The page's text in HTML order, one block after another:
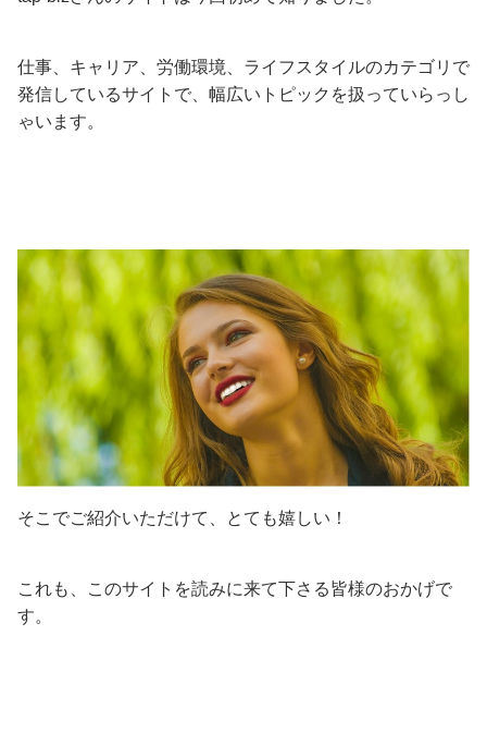
仕事、キャリア、労働環境、ライフスタイルのカテゴリで
発信しているサイトで、幅広いトピックを扱っていらっし
ゃいます。
そこでご紹介いただけて、とても嬉しい！
これも、このサイトを読みに来て下さる皆様のおかげで
す。